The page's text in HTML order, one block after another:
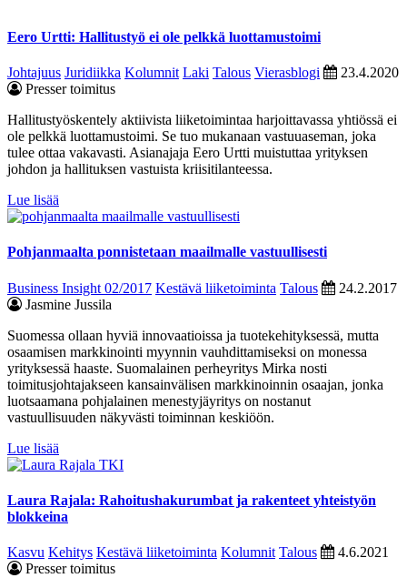
Eero Urtti: Hallitustyö ei ole pelkkä luottamustoimi
Johtajuus Juridiikka Kolumnit Laki Talous Vierasblogi
23.4.2020
Presser toimitus
Hallitustyöskentely aktiivista liiketoimintaa harjoittavassa yhtiössä ei
ole pelkkä luottamustoimi. Se tuo mukanaan vastuuaseman, joka
tulee ottaa vakavasti. Asianajaja Eero Urtti muistuttaa yrityksen
johdon ja hallituksen vastuista kriisitilanteessa.
Lue lisää
Pohjanmaalta ponnistetaan maailmalle vastuullisesti
Business Insight 02/2017 Kestävä liiketoiminta Talous
24.2.2017
Jasmine Jussila
Suomessa ollaan hyviä innovaatioissa ja tuotekehityksessä, mutta
osaamisen markkinointi myynnin vauhdittamiseksi on monessa
yrityksessä haaste. Suomalainen perheyritys Mirka nosti
toimitusjohtajakseen kansainvälisen markkinoinnin osaajan, jonka
luotsaamana pohjalainen menestyjäyritys on nostanut
vastuullisuuden näkyvästi toiminnan keskiöön.
Lue lisää
Laura Rajala: Rahoitushakurumbat ja rakenteet yhteistyön
blokkeina
Kasvu Kehitys Kestävä liiketoiminta Kolumnit Talous
4.6.2021
Presser toimitus